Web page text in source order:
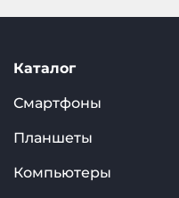
Каталог
Смартфоны
Планшеты
Компьютеры